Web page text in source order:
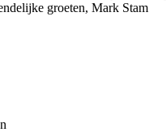
groeten, Mark Stam